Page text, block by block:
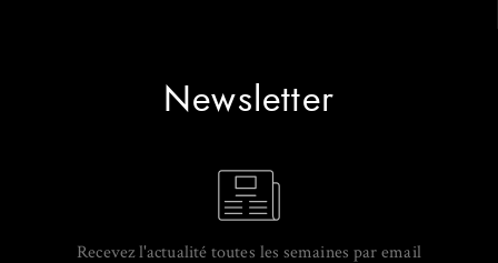
Newsletter
Recevez l'actualité toutes les semaines par email